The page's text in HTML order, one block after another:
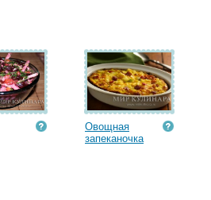
Овощная
запеканочка